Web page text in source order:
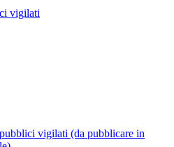
vigilati
vigilati (da pubblicare in